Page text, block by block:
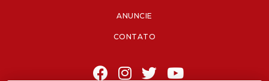
ANUNCIE
CONTATO